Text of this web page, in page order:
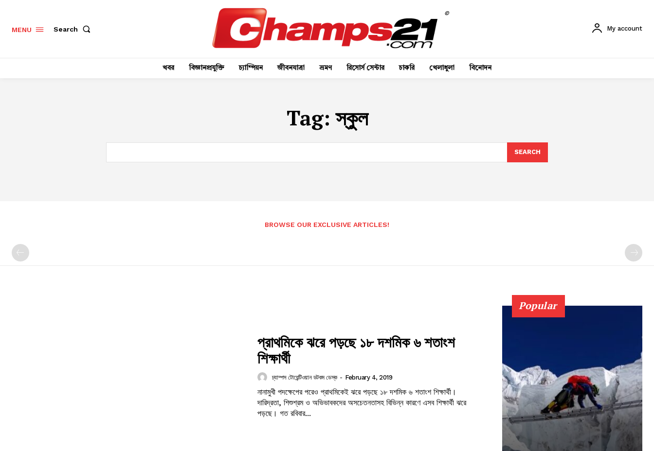
MENU Search
©
My account
খবর বিজ্ঞানপ্রযুক্তি চ্যাম্পিয়ন জীবনযাত্রা ভ্রমণ রিসোর্স সেন্টার চাকরি খেলাধুলা বিনোদন
Tag:স্কুল
SEARCH
BROWSE OUR EXCLUSIVE ARTICLES!
প্রাথমিকে ঝরে পড়ছে ১৮ দশমিক ৬ শতাংশ
শিক্ষার্থী
চ্যাম্পস টোয়েন্টিওয়ান ডটকম ডেস্ক - February 4, 2019
নানামুখী পদক্ষেপের পরেও প্রাথমিকেই ঝরে পড়ছে ১৮ দশমিক ৬ শতাংশ শিক্ষার্থী।
দারিদ্রতা, শিশুশ্রম ও অভিভাবকদের অসচেতনতাসহ বিভিন্ন কারণে এসব শিক্ষার্থী ঝরে
পড়ছে। গত রবিবার...
Popular